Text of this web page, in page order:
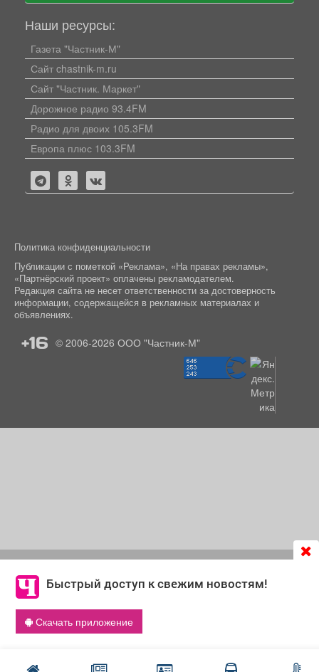
Быстрый доступ к свежим новостям!
Скачать приложение
согласие на обработку файлов cookie, которые
обеспечивают корректную работу сайта и сбора
информации для улучшения качества сервисов.
Что такое cookie
Наши ресурсы:
Газета "Частник-М"
Сайт chastnik-m.ru
Сайт "Частник. Маркет"
Дорожное радио 93.4FM
Радио для двоих 105.3FM
Европа плюс 103.3FM
Политика конфиденциальности
Публикации с пометкой «Реклама», «На правах рекламы»,
«Партнёрский проект» оплачены рекламодателем.
Редакция сайта не несет ответственности за достоверность
информации, содержащейся в рекламных материалах и
объявлениях.
+16 © 2006-2026 ООО "Частник-М"